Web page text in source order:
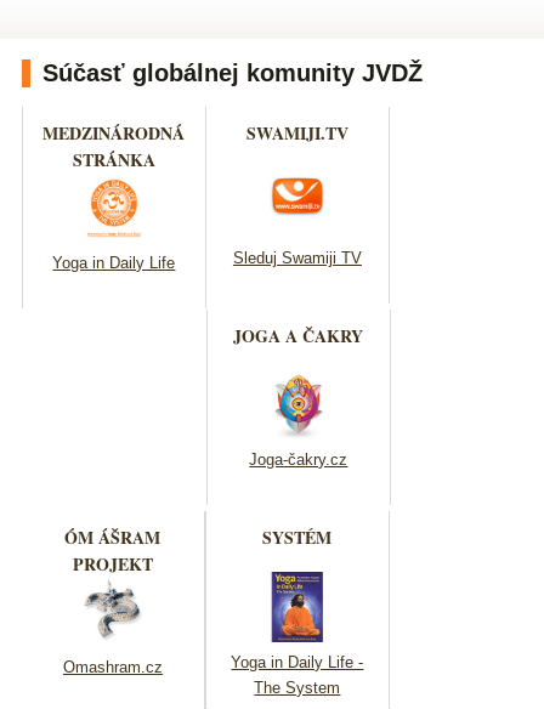
Súčasť globálnej komunity JVDŽ
MEDZINÁRODNÁ
STRÁNKA
Yoga in Daily Life
SWAMIJI.TV
Sleduj Swamiji TV
JOGA A ČAKRY
Joga-čakry.cz
ÓM ÁŠRAM
PROJEKT
Omashram.cz
SYSTÉM
Yoga in Daily Life -
The System